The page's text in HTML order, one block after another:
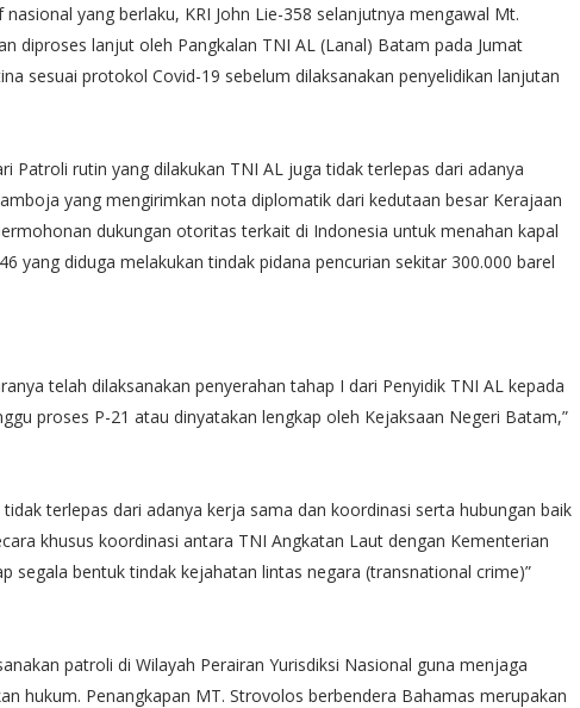
yang berlaku, KRI John Lie-358 selanjutnya mengawal Mt.
diproses lanjut oleh Pangkalan TNI AL (Lanal) Batam pada Jumat
sesuai protokol Covid-19 sebelum dilaksanakan penyelidikan lanjutan
Patroli rutin yang dilakukan TNI AL juga tidak terlepas dari adanya
yang mengirimkan nota diplomatik dari kedutaan besar Kerajaan
dukungan otoritas terkait di Indonesia untuk menahan kapal
yang diduga melakukan tindak pidana pencurian sekitar 300.000 barel
telah dilaksanakan penyerahan tahap I dari Penyidik TNI AL kepada
proses P-21 atau dinyatakan lengkap oleh Kejaksaan Negeri Batam,”
terlepas dari adanya kerja sama dan koordinasi serta hubungan baik
khusus koordinasi antara TNI Angkatan Laut dengan Kementerian
segala bentuk tindak kejahatan lintas negara (transnational crime)”
patroli di Wilayah Perairan Yurisdiksi Nasional guna menjaga
hukum. Penangkapan MT. Strovolos berbendera Bahamas merupakan